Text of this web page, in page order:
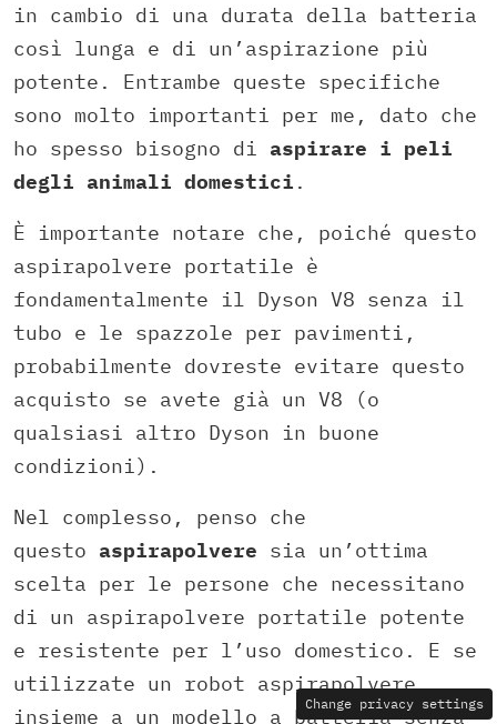
in cambio di una durata della batteria
così lunga e di un’aspirazione più
potente. Entrambe queste specifiche
sono molto importanti per me, dato che
ho spesso bisogno di aspirare i peli
degli animali domestici .
È importante notare che, poiché questo
aspirapolvere portatile è
fondamentalmente il Dyson V8 senza il
tubo e le spazzole per pavimenti,
probabilmente dovreste evitare questo
acquisto se avete già un V8 (o
qualsiasi altro Dyson in buone
condizioni).
Nel complesso, penso che
questo aspirapolvere sia un’ottima
scelta per le persone che necessitano
di un aspirapolvere portatile potente
e resistente per l’uso domestico. E se
utilizzate un robot aspirapolvere
insieme a un modello a batteria senza
Change privacy settings